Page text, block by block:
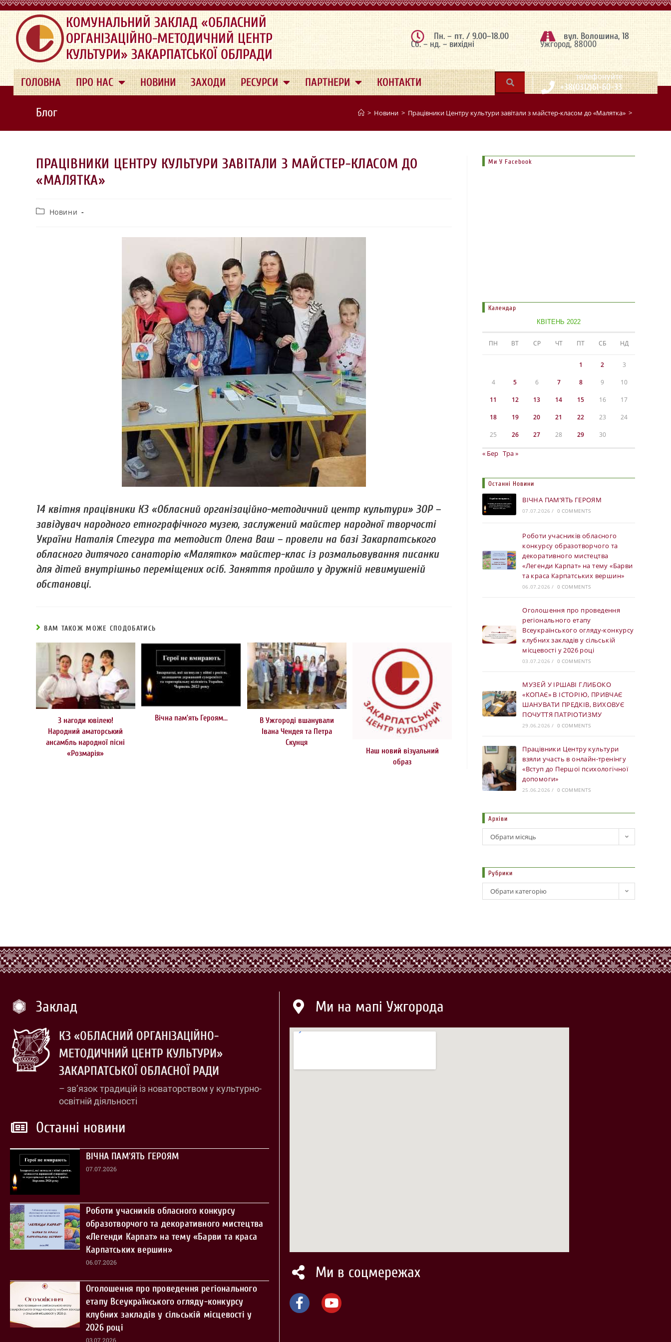
.
КОМУНАЛЬНИЙ ЗАКЛАД «ОБЛАСНИЙ
ОРГАНІЗАЦІЙНО-МЕТОДИЧНИЙ ЦЕНТР
КУЛЬТУРИ» ЗАКАРПАТСЬКОЇ ОБЛРАДИ
Пн. – пт. / 9.00–18.00
Сб. – нд. – вихідні
вул. Волошина, 18
Ужгород, 88000
ГОЛОВНА ПРО НАС НОВИНИ ЗАХОДИ РЕСУРСИ ПАРТНЕРИ КОНТАКТИ | телефонуйте
+38(0312)61-60-33
Блог > Новини > Працівники Центру культури завітали з майстер-класом до «Малятка» >
ПРАЦІВНИКИ ЦЕНТРУ КУЛЬТУРИ ЗАВІТАЛИ З МАЙСТЕР-КЛАСОМ ДО
«МАЛЯТКА»
Новини
14 квітня працівники КЗ «Обласний організаційно-методичний центр культури» ЗОР –
завідувач народного етнографічного музею, заслужений майстер народної творчості
України Наталія Стегура та методист Олена Ваш – провели на базі Закарпатського
обласного дитячого санаторію «Малятко» майстер-клас із розмальовування писанки
для дітей внутрішньо переміщених осіб. Заняття пройшло у дружній невимушеній
обстановці.
ВАМ ТАКОЖ МОЖЕ СПОДОБАТИСЬ
З нагоди ювілею!
Народний аматорський
ансамбль народної пісні
«Розмарія»
Вічна пам’ять Героям…
В Ужгороді вшанували
Івана Чендея та Петра
Скунця
Наш новий візуальний
образ
Ми У Facebook
Календар
КВІТЕНЬ 2022
ПН ВТ СР ЧТ ПТ СБ НД
1 2 3
4 5 6 7 8 9 10
11 12 13 14 15 16 17
18 19 20 21 22 23 24
25 26 27 28 29 30
« Бер Тра »
Останні Новини
ВІЧНА ПАМ’ЯТЬ ГЕРОЯМ
07.07.2026 / 0 COMMENTS
Роботи учасників обласного
конкурсу образотворчого та
декоративного мистецтва
«Легенди Карпат» на тему «Барви
та краса Карпатських вершин»
06.07.2026 / 0 COMMENTS
Оголошення про проведення
регіонального етапу
Всеукраїнського огляду-конкурсу
клубних закладів у сільській
місцевості у 2026 році
03.07.2026 / 0 COMMENTS
МУЗЕЙ У ІРШАВІ ГЛИБОКО
«КОПАЄ» В ІСТОРІЮ, ПРИВЧАЄ
ШАНУВАТИ ПРЕДКІВ, ВИХОВУЄ
ПОЧУТТЯ ПАТРІОТИЗМУ
29.06.2026 / 0 COMMENTS
Працівники Центру культури
взяли участь в онлайн-тренінгу
«Вступ до Першої психологічної
допомоги»
25.06.2026 / 0 COMMENTS
Архіви
Обрати місяць
Рубрики
Обрати категорію
Заклад
КЗ «ОБЛАСНИЙ ОРГАНІЗАЦІЙНО-
МЕТОДИЧНИЙ ЦЕНТР КУЛЬТУРИ»
ЗАКАРПАТСЬКОЇ ОБЛАСНОЇ РАДИ
– зв’язок традицій із новаторством у культурно-
освітній діяльності
Останні новини
ВІЧНА ПАМ’ЯТЬ ГЕРОЯМ
07.07.2026
Роботи учасників обласного конкурсу
образотворчого та декоративного мистецтва
«Легенди Карпат» на тему «Барви та краса
Карпатських вершин»
06.07.2026
Оголошення про проведення регіонального
етапу Всеукраїнського огляду-конкурсу
клубних закладів у сільській місцевості у
2026 році
03.07.2026
Ми на мапі Ужгорода
Ми в соцмережах